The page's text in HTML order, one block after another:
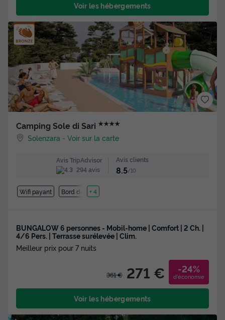
Voir les hébergements
Camping Sole di Sari ★★★★
Solenzara -Voir sur la carte
Avis TripAdvisor
294 avis
Avis clients
8.5/10
Wifi payant Bord de mer
+ 4
BUNGALOW 6 personnes - Mobil-home | Comfort | 2 Ch. |
4/6 Pers. | Terrasse surélevée | Clim.
Meilleur prix pour 7 nuits
361 € 271 € -24%
d'économie
Voir les hébergements